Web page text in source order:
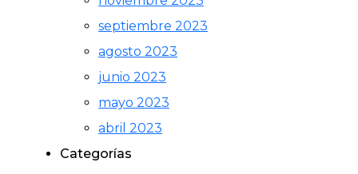
septiembre 2023
agosto 2023
junio 2023
mayo 2023
abril 2023
Categorías